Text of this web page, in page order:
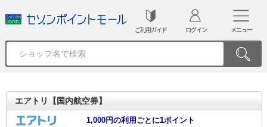
ご利用ガイド ログイン メニュー
エアトリ【国内航空券】
1,000円の利用ごとに1ポイント